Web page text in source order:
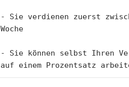
- Sie verdienen zuerst
Woche
- Sie können selbst Ihren
auf einem Prozentsatz